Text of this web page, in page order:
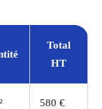
Total
HT
580 €